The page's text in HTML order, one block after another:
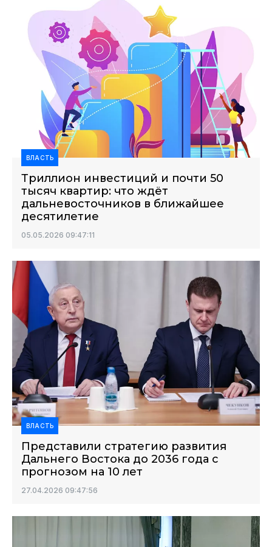
ВЛАСТЬ
Триллион инвестиций и почти 50
тысяч квартир: что ждёт
дальневосточников в ближайшее
десятилетие
05.05.2026 09:47:11
ВЛАСТЬ
Представили стратегию развития
Дальнего Востока до 2036 года с
прогнозом на 10 лет
27.04.2026 09:47:56